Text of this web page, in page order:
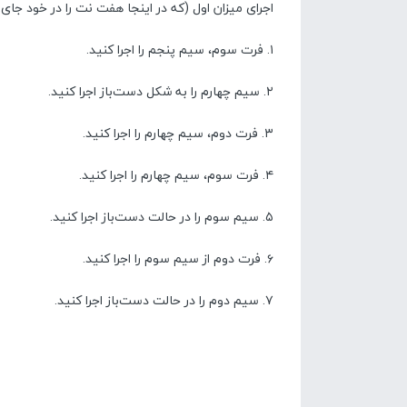
اجرای میزان اول (که در اینجا هفت نت را در خود
۱. فرت سوم، سیم پنجم را اجرا کنید.
۲. سیم چهارم را به شکل دست‌باز اجرا کنید.
۳. فرت دوم، سیم چهارم را اجرا کنید.
۴. فرت سوم، سیم چهارم را اجرا کنید.
۵. سیم سوم را در حالت دست‌باز اجرا کنید.
۶. فرت دوم از سیم سوم را اجرا کنید.
۷. سیم دوم را در حالت دست‌باز اجرا کنید.